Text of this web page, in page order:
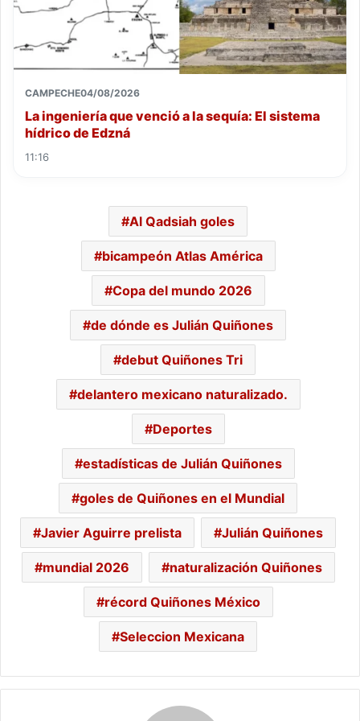
CAMPECHE04/08/2026
La ingeniería que venció a la sequía: El sistema
hídrico de Edzná
11:16
Al Qadsiah goles
bicampeón Atlas América
Copa del mundo 2026
de dónde es Julián Quiñones
debut Quiñones Tri
delantero mexicano naturalizado.
Deportes
estadísticas de Julián Quiñones
goles de Quiñones en el Mundial
Javier Aguirre prelista Julián Quiñones
mundial 2026 naturalización Quiñones
récord Quiñones México
Seleccion Mexicana